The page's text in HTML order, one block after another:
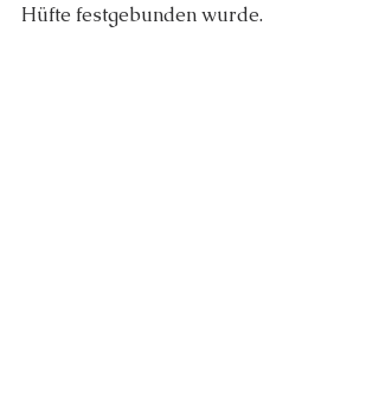
Hüfte festgebunden wurde.